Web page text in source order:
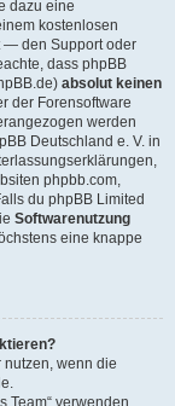
dazu eine
kostenlosen
— den Support oder
dass phpBB
absolut keinen
der Forensoftware
werden
Deutschland e. V. in
phpbb.com,
du phpBB Limited
Softwarenutzung
eine knappe
wenn die
verwenden.